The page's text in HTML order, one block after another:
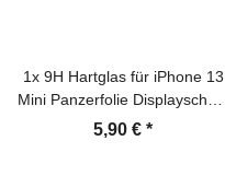
1x 9H Hartglas für iPhone 13
Mini Panzerfolie Displayschutz
HD KLAR Panzerglas
5,90 € *